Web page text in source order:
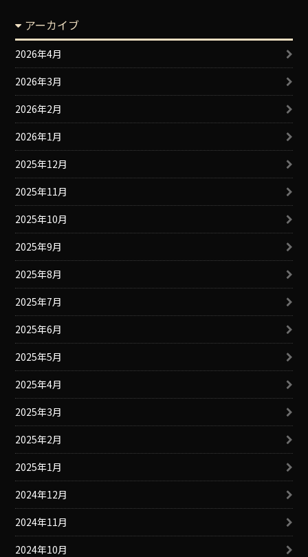
アーカイブ
2026年4月
2026年3月
2026年2月
2026年1月
2025年12月
2025年11月
2025年10月
2025年9月
2025年8月
2025年7月
2025年6月
2025年5月
2025年4月
2025年3月
2025年2月
2025年1月
2024年12月
2024年11月
2024年10月